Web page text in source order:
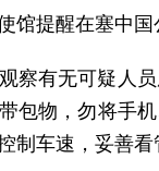
馆提醒在塞中
察有无可疑人
包物，勿将手
制车速，妥善